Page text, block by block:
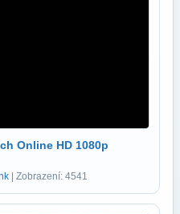
Online HD 1080p
| Zobrazení: 4541